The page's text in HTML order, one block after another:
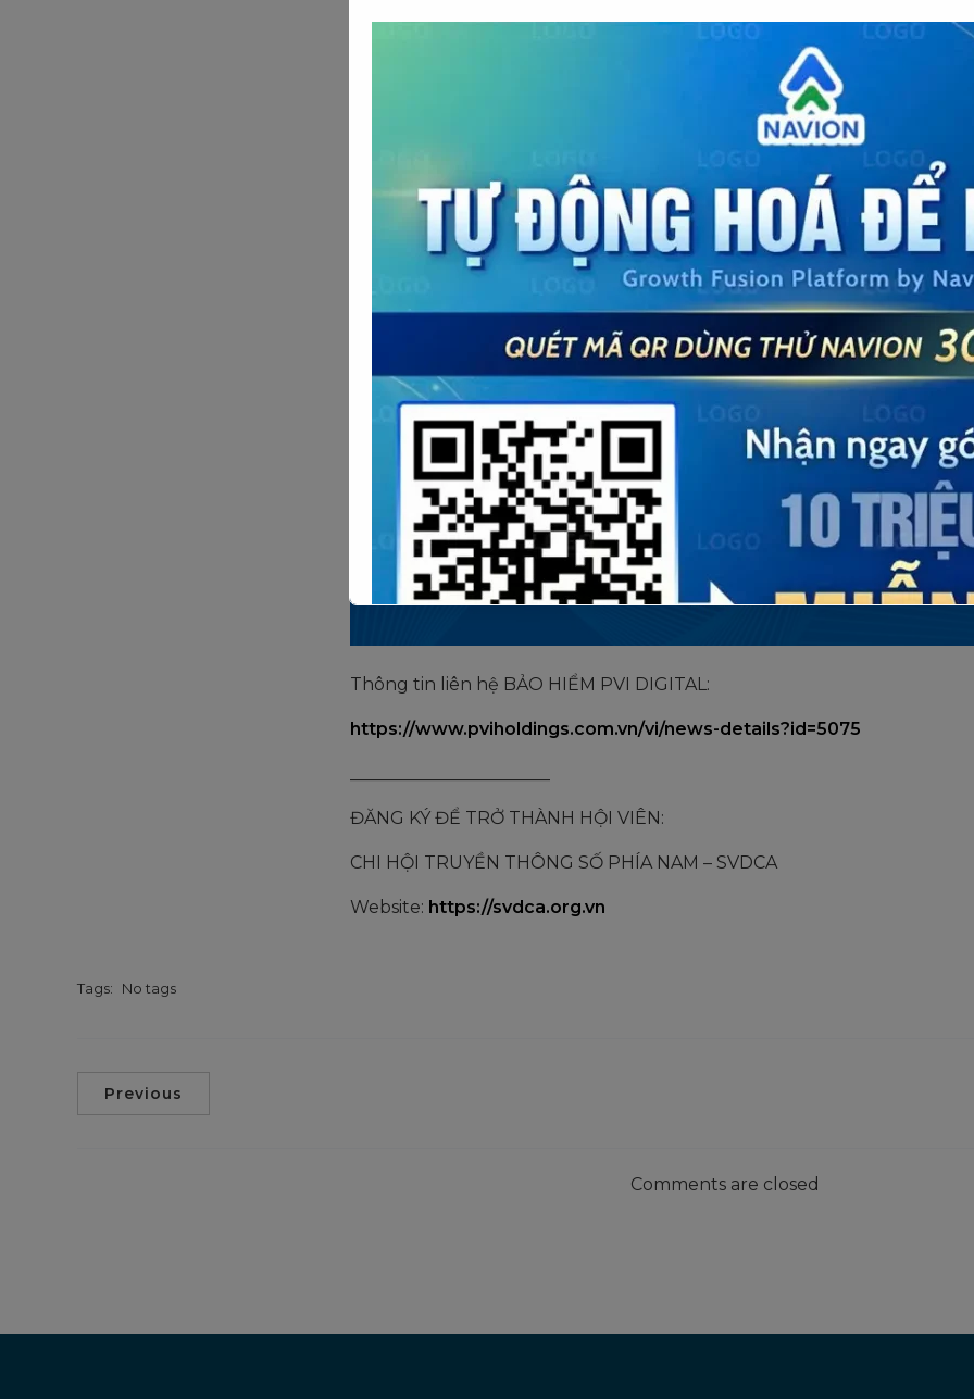
Thông tin liên hệ BẢO HIỂM PVI DIGITAL:
https://www.pviholdings.com.vn/vi/news-details?id=5075
ĐĂNG KÝ ĐỂ TRỞ THÀNH HỘI VIÊN:
CHI HỘI TRUYỀN THÔNG SỐ PHÍA NAM – SVDCA
Website: https://svdca.org.vn
Tags: No tags
Previous
Comments are closed
This will close in 19 seconds